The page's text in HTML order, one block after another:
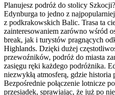
Planujesz podróż do stolicy
Edynburga to jedno z
z podkrakowskich Balic. Trasa ta
zainteresowaniem zarówno wśród
break, jak i turystów pragnących
Highlands. Dzięki dużej
przewoźników, podróż do miasta
zasięgu ręki każdego podróżnika.
niezwykłą atmosferą, gdzie historia
Bezpośrednie połączenie lotnicze
przesiadek, sprawiając, że już po